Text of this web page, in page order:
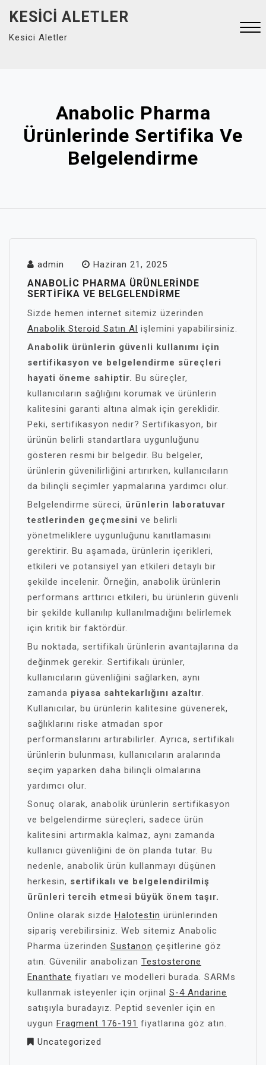
content
KESICI ALETLER
Kesici Aletler
Anabolic Pharma
Ürünlerinde Sertifika Ve
Belgelendirme
admin Haziran 21, 2025
ANABOLIC PHARMA ÜRÜNLERINDE
SERTIFIKA VE BELGELENDIRME
Sizde hemen internet sitemiz üzerinden
Anabolik Steroid Satın Al işlemini yapabilirsiniz.
Anabolik ürünlerin güvenli kullanımı için
sertifikasyon ve belgelendirme süreçleri
hayati öneme sahiptir. Bu süreçler,
kullanıcıların sağlığını korumak ve ürünlerin
kalitesini garanti altına almak için gereklidir.
Peki, sertifikasyon nedir? Sertifikasyon, bir
ürünün belirli standartlara uygunluğunu
gösteren resmi bir belgedir. Bu belgeler,
ürünlerin güvenilirliğini artırırken, kullanıcıların
da bilinçli seçimler yapmalarına yardımcı olur.
Belgelendirme süreci, ürünlerin laboratuvar
testlerinden geçmesini ve belirli
yönetmeliklere uygunluğunu kanıtlamasını
gerektirir. Bu aşamada, ürünlerin içerikleri,
etkileri ve potansiyel yan etkileri detaylı bir
şekilde incelenir. Örneğin, anabolik ürünlerin
performans arttırıcı etkileri, bu ürünlerin güvenli
bir şekilde kullanılıp kullanılmadığını belirlemek
için kritik bir faktördür.
Bu noktada, sertifikalı ürünlerin avantajlarına da
değinmek gerekir. Sertifikalı ürünler,
kullanıcıların güvenliğini sağlarken, aynı
zamanda piyasa sahtekarlığını azaltır.
Kullanıcılar, bu ürünlerin kalitesine güvenerek,
sağlıklarını riske atmadan spor
performanslarını artırabilirler. Ayrıca, sertifikalı
ürünlerin bulunması, kullanıcıların aralarında
seçim yaparken daha bilinçli olmalarına
yardımcı olur.
Sonuç olarak, anabolik ürünlerin sertifikasyon
ve belgelendirme süreçleri, sadece ürün
kalitesini artırmakla kalmaz, aynı zamanda
kullanıcı güvenliğini de ön planda tutar. Bu
nedenle, anabolik ürün kullanmayı düşünen
herkesin, sertifikalı ve belgelendirilmiş
ürünleri tercih etmesi büyük önem taşır.
Online olarak sizde Halotestin ürünlerinden
sipariş verebilirsiniz. Web sitemiz Anabolic
Pharma üzerinden Sustanon çeşitlerine göz
atın. Güvenilir anabolizan Testosterone
Enanthate fiyatları ve modelleri burada. SARMs
kullanmak isteyenler için orjinal S-4 Andarine
satışıyla buradayız. Peptid sevenler için en
uygun Fragment 176-191 fiyatlarına göz atın.
Uncategorized